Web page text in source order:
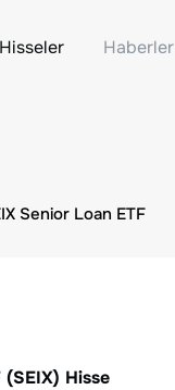
Hisseler Haberler
Senior Loan ETF
(SEIX) Hisse